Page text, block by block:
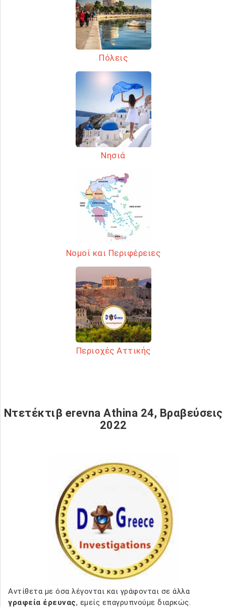
Πόλεις
Νησιά
Νομοί και Περιφέρειες
Περιοχές Αττικής
Ντετέκτιβ erevna Athina 24, Βραβεύσεις
2022
Αντίθετα με όσα λέγονται και γράφονται σε άλλα
γραφεία έρευνας, εμείς επαγρυπνούμε διαρκώς.